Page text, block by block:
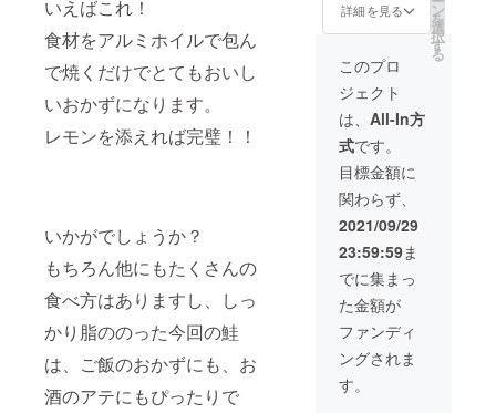
いえばこれ！
食材をアルミホイルで包ん
で焼くだけでとてもおいし
いおかずになります。
レモンを添えれば完璧！！
いかがでしょうか？
もちろん他にもたくさんの
食べ方はありますし、しっ
かり脂ののった今回の鮭
は、ご飯のおかずにも、お
酒のアテにもぴったりで
山椒
300ｇを
セット
でお届
けしま
す。 ※
送料込
みのお
値段で
す。
詳細を見る ン
を
選
択
す
る
このプロ
ジェクト
は、 All-In方
式です。
目標金額に
関わらず、
2021/09/29
23:59:59ま
でに集まっ
た金額が
ファンディ
ングされま
す。